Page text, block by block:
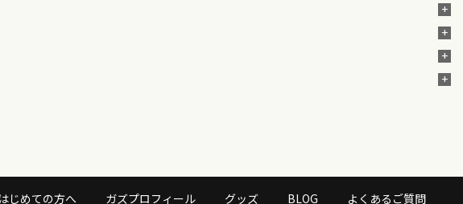
じめての方へ ガズプロフィール グッズ BLOG よくあるご質問